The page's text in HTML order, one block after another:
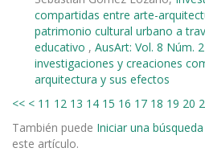
compartidas entre arte-
patrimonio cultural urbano a
educativo , AusArt: Vol. 8 Núm.
investigaciones y creaciones
arquitectura y sus efectos
<< < 11 12 13 14 15 16 17 18 19 20
También puede Iniciar una
este artículo.